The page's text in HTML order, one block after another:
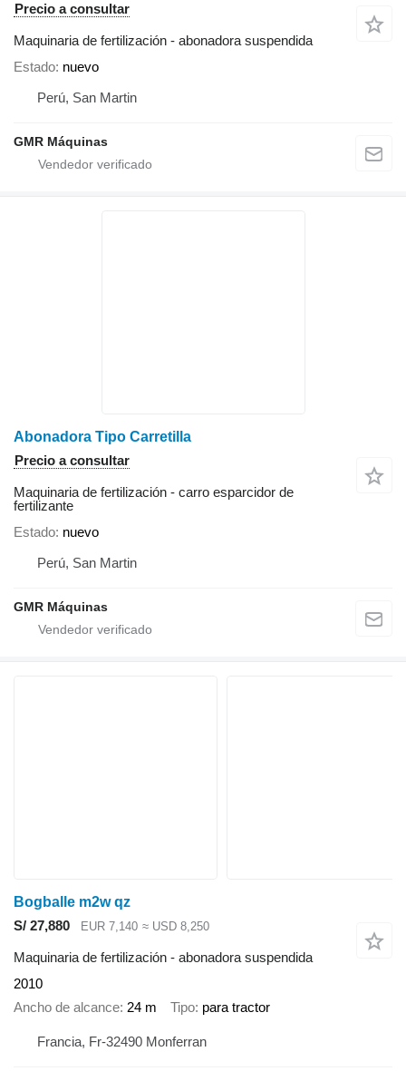
Precio a consultar
Maquinaria de fertilización - abonadora suspendida
Estado nuevo
Perú, San Martin
GMR Máquinas
Abonadora Tipo Carretilla
Precio a consultar
Maquinaria de fertilización - carro esparcidor de
fertilizante
Estado nuevo
Perú, San Martin
GMR Máquinas
Bogballe m2w qz
S/ 27,880
EUR 7,140 ≈ USD 8,250
Maquinaria de fertilización - abonadora suspendida
2010
Ancho de alcance 24 m Tipo para tractor
Francia, Fr-32490 Monferran